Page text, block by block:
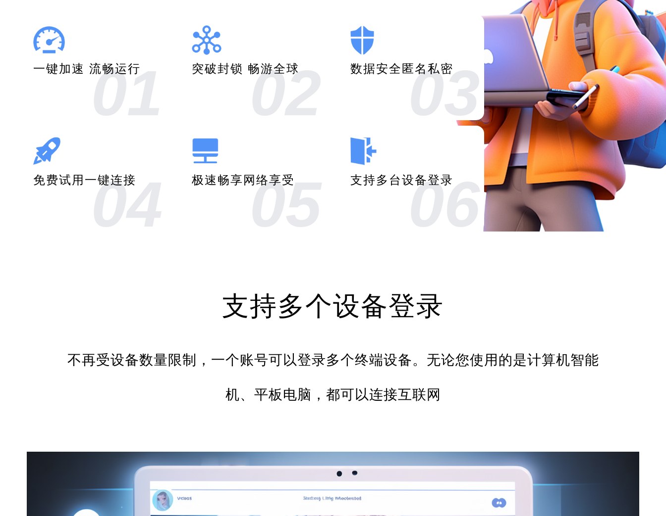
01
一键加速 流畅运行 02
突破封锁 畅游全球 03
数据安全匿名私密
04
免费试用一键连接 05
极速畅享网络享受 06
支持多台设备登录
支持多个设备登录
不再受设备数量限制，一个账号可以登录多个终端设备。无论您使用的是计算机智能
机、平板电脑，都可以连接互联网